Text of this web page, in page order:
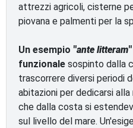
attrezzi agricoli, cisterne
piovana e palmenti per la
Un esempio "ante litteram"
funzionale sospinto dalla
trascorrere diversi periodi
abitazioni per dedicarsi
che dalla costa si
sul livello del mare.